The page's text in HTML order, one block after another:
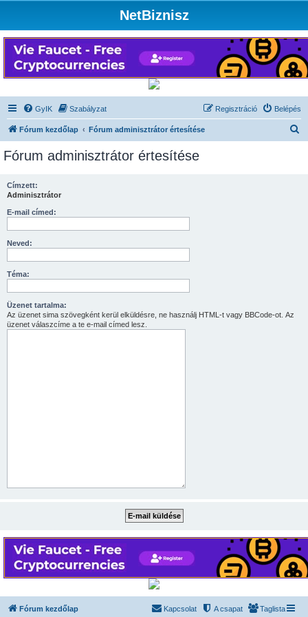
NetBiznisz
GyIK Szabályzat Belépés
Regisztráció
Fórum kezdőlap Fórum adminisztrátor értesítése
Fórum adminisztrátor értesítése
Címzett:
Adminisztrátor
E-mail címed:
Neved:
Téma:
Üzenet tartalma:
Az üzenet sima szövegként kerül elküldésre, ne használj HTML-t vagy BBCode-ot. Az
üzenet válaszcíme a te e-mail címed lesz.
Fórum kezdőlap Taglista
A csapat
Kapcsolat